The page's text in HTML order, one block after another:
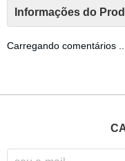
Informações do
Carregando comentários ...